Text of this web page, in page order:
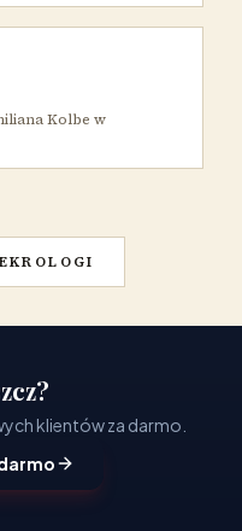
Kolbe w
klientów za darmo.